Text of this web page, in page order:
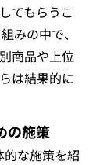
てもらうこ
みの中で、
商品や上位
は結果的に
の施策
な施策を紹